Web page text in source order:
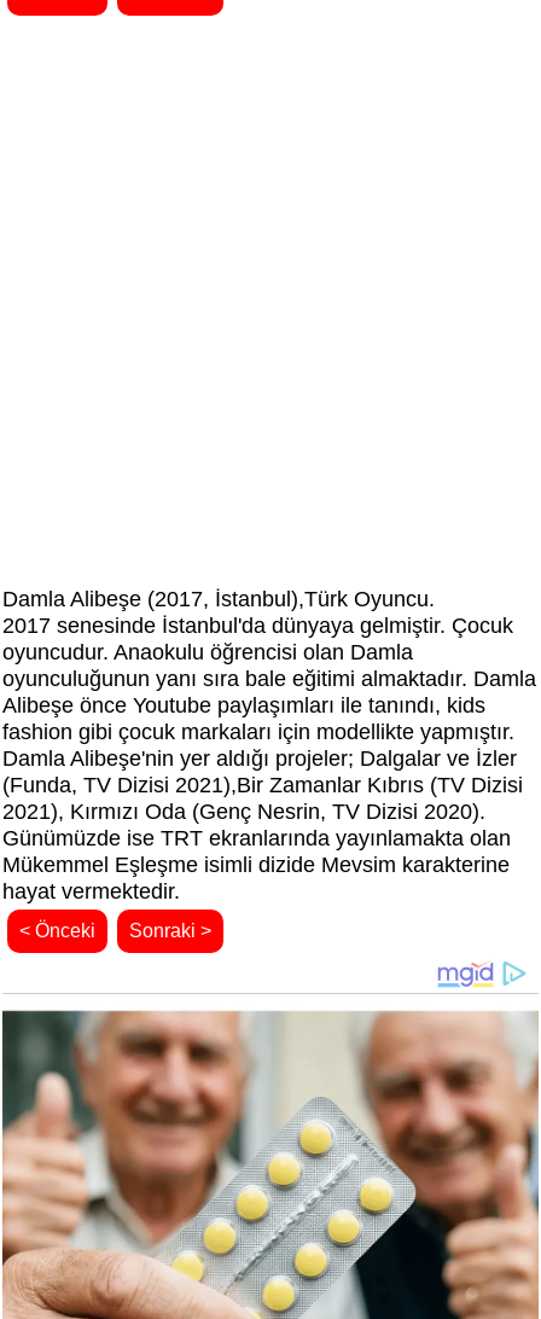
Damla Alibeşe (2017, İstanbul),Türk Oyuncu.
2017 senesinde İstanbul'da dünyaya gelmiştir. Çocuk
oyuncudur. Anaokulu öğrencisi olan Damla
oyunculuğunun yanı sıra bale eğitimi almaktadır. Damla
Alibeşe önce Youtube paylaşımları ile tanındı, kids
fashion gibi çocuk markaları için modellikte yapmıştır.
Damla Alibeşe'nin yer aldığı projeler; Dalgalar ve İzler
(Funda, TV Dizisi 2021),Bir Zamanlar Kıbrıs (TV Dizisi
2021), Kırmızı Oda (Genç Nesrin, TV Dizisi 2020).
Günümüzde ise TRT ekranlarında yayınlamakta olan
Mükemmel Eşleşme isimli dizide Mevsim karakterine
hayat vermektedir.
< Önceki Sonraki >